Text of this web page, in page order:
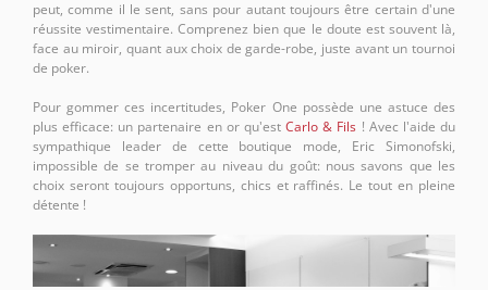
peut, comme il le sent, sans pour autant toujours être certain d'une
réussite vestimentaire. Comprenez bien que le doute est souvent là,
face au miroir, quant aux choix de garde-robe, juste avant un tournoi
de poker.
Pour gommer ces incertitudes, Poker One possède une astuce des
plus efficace: un partenaire en or qu'estCarlo & Fils ! Avec l'aide du
sympathique leader de cette boutique mode, Eric Simonofski,
impossible de se tromper au niveau du goût: nous savons que les
choix seront toujours opportuns, chics et raffinés. Le tout en pleine
détente !